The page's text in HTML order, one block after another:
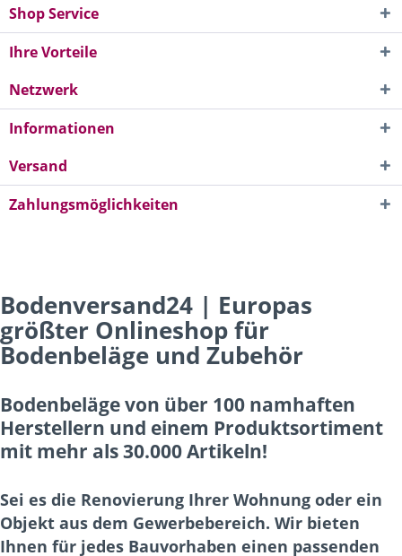
Shop Service
Ihre Vorteile
Netzwerk
Informationen
Versand
Zahlungsmöglichkeiten
Bodenversand24 | Europas
größter Onlineshop für
Bodenbeläge und Zubehör
Bodenbeläge von über 100 namhaften
Herstellern und einem Produktsortiment
mit mehr als 30.000 Artikeln!
Sei es die Renovierung Ihrer Wohnung oder ein
Objekt aus dem Gewerbebereich. Wir bieten
Ihnen für jedes Bauvorhaben einen passenden